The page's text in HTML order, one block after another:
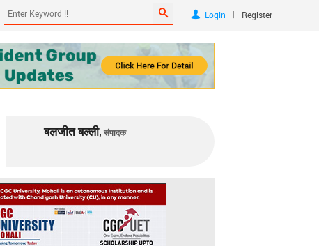
Login | Register
बलजीत बल्ली, संपादक